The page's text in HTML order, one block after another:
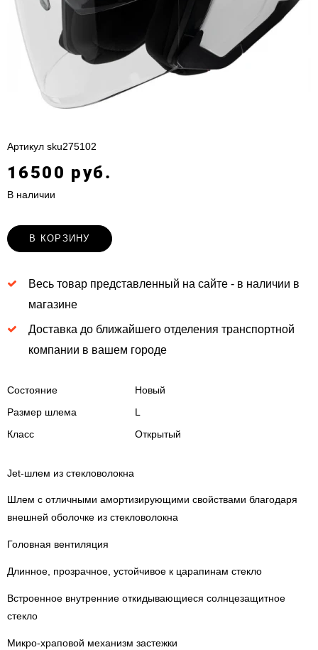
Артикул sku275102
16500 руб.
В наличии
В КОРЗИНУ
Весь товар представленный на сайте - в наличии в
магазине
Доставка до ближайшего отделения транспортной
компании в вашем городе
Состояние
Новый
Размер шлема
L
Класс
Открытый
Jet-шлем из стекловолокна
Шлем с отличными амортизирующими свойствами благодаря
внешней оболочке из стекловолокна
Головная вентиляция
Длинное, прозрачное, устойчивое к царапинам стекло
Встроенное внутренние откидывающиеся солнцезащитное
стекло
Микро-храповой механизм застежки